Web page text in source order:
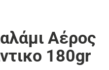
Αέρος
180gr